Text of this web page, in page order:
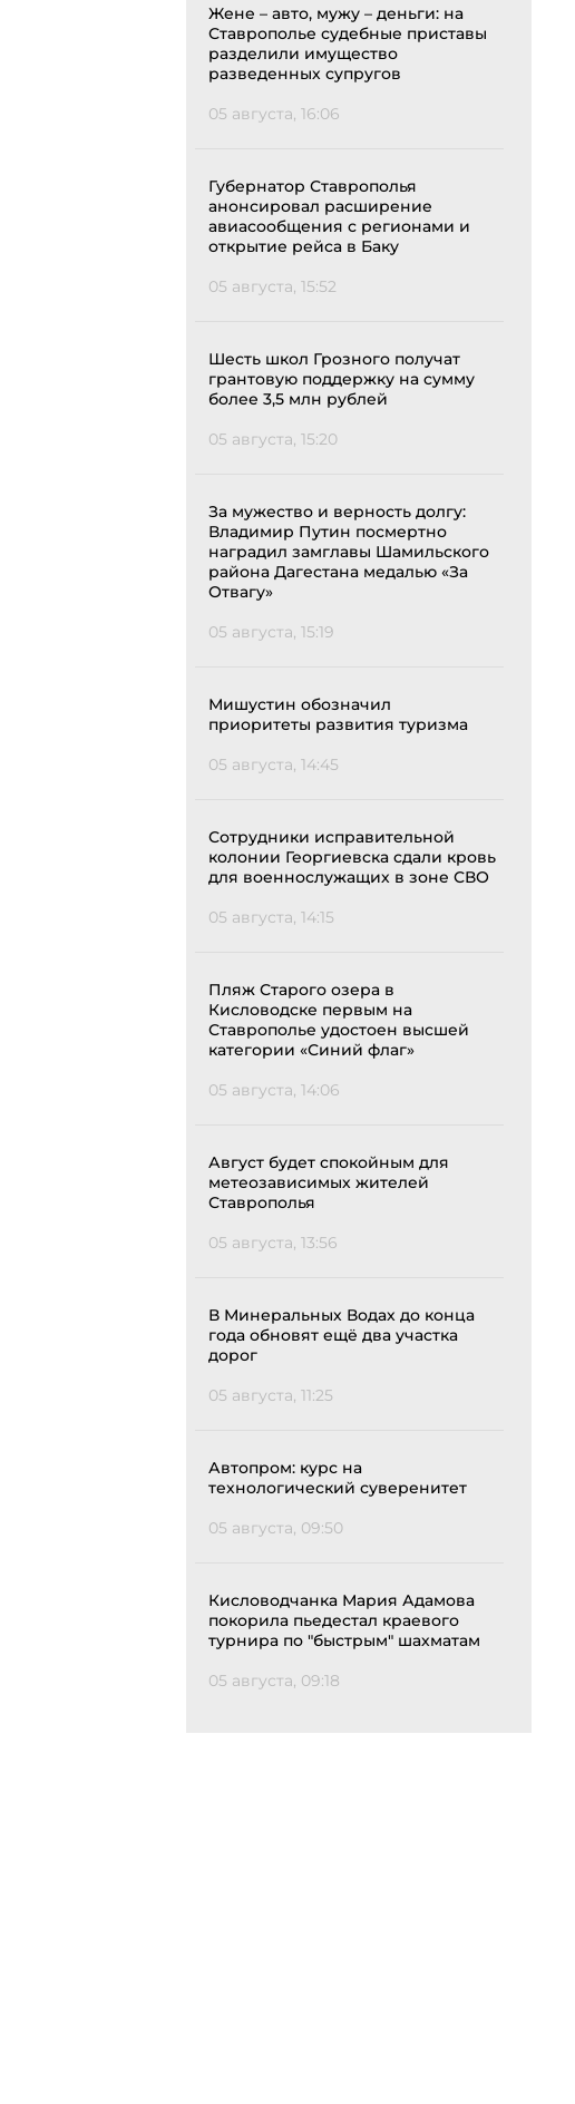
Жене – авто, мужу – деньги: на
Ставрополье судебные приставы
разделили имущество
разведенных супругов
05 августа, 16:06
Губернатор Ставрополья
анонсировал расширение
авиасообщения с регионами и
открытие рейса в Баку
05 августа, 15:52
Шесть школ Грозного получат
грантовую поддержку на сумму
более 3,5 млн рублей
05 августа, 15:20
За мужество и верность долгу:
Владимир Путин посмертно
наградил замглавы Шамильского
района Дагестана медалью «За
Отвагу»
05 августа, 15:19
Мишустин обозначил
приоритеты развития туризма
05 августа, 14:45
Сотрудники исправительной
колонии Георгиевска сдали кровь
для военнослужащих в зоне СВО
05 августа, 14:15
Пляж Старого озера в
Кисловодске первым на
Ставрополье удостоен высшей
категории «Синий флаг»
05 августа, 14:06
Август будет спокойным для
метеозависимых жителей
Ставрополья
05 августа, 13:56
В Минеральных Водах до конца
года обновят ещё два участка
дорог
05 августа, 11:25
Автопром: курс на
технологический суверенитет
05 августа, 09:50
Кисловодчанка Мария Адамова
покорила пьедестал краевого
турнира по "быстрым" шахматам
05 августа, 09:18